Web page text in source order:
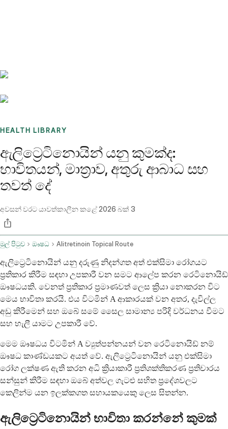
HEALTH LIBRARY
ඇලිට්‍රෙටිනොයින් යනු කුමක්ද:
භාවිතයන්, මාත්‍රාව, අතුරු ආබාධ සහ
තවත් දේ
අවසන් වරට යාවත්කාලීන කළේ2026 බක් 3
මුල් පිටුව ඖෂධ Alitretinoin Topical Route
ඇලිට්‍රෙටිනොයින් යනු දරුණු නිදන්ගත අත් එක්සිමා රෝගයට
ප්‍රතිකාර කිරීම සඳහා උපකාරී වන සමට ආලේප කරන රෙටිනොයිඩ්
ඖෂධයකි. වෙනත් ප්‍රතිකාර ප්‍රමාණවත් ලෙස ක්‍රියා නොකරන විට
මෙය භාවිතා කරයි. එය විටමින් A ආකාරයක් වන අතර, දැවිල්ල
අඩු කිරීමෙන් සහ ඔබේ සමේ සෛල සාමාන්‍ය පරිදි වර්ධනය වීමට
සහ හැලී යාමට උපකාරී වේ.
මෙම ඖෂධය විටමින් A ව්‍යුත්පන්නයන් වන රෙටිනොයිඩ් නම්
ඖෂධ කාණ්ඩයකට අයත් වේ. ඇලිට්‍රෙටිනොයින් යනු එක්සිමා
රෝග ලක්ෂණ ඇති කරන අධි ක්‍රියාකාරී ප්‍රතිශක්තිකරණ ප්‍රතිචාරය
සන්සුන් කිරීම සඳහා ඔබේ අත්වල ගැටළු සහිත ප්‍රදේශවලට
කෙලින්ම යන ඉලක්කගත සහායකයෙකු ලෙස සිතන්න.
ඇලිට්‍රෙටිනොයින් භාවිතා කරන්නේ කුමක්